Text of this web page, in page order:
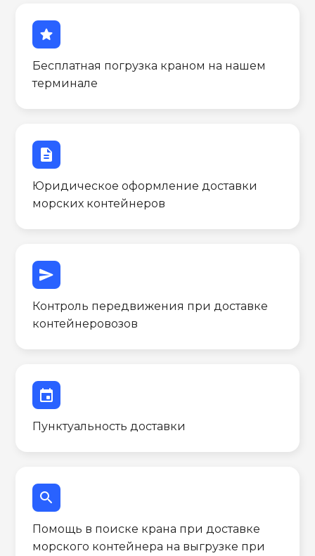
star
Бесплатная погрузка краном на нашем
терминале
description
Юридическое оформление доставки
морских контейнеров
send
Контроль передвижения при доставке
контейнеровозов
event
Пунктуальность доставки
search
Помощь в поиске крана при доставке
морского контейнера на выгрузке при